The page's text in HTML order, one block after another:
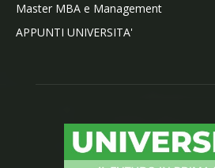
Master MBA e Management
APPUNTI UNIVERSITA'